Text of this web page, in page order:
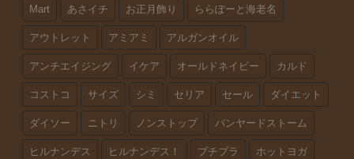
Mart あさイチ お正月飾り ららぽーと海老名
アウトレット アミアミ アルガンオイル
アンチエイジング イケア オールドネイビー カルド
コストコ サイズ シミ セリア セール ダイエット
ダイソー ニトリ ノンストップ バンヤードストーム
ヒルナンデス ヒルナンデス！ プチプラ ホットヨガ